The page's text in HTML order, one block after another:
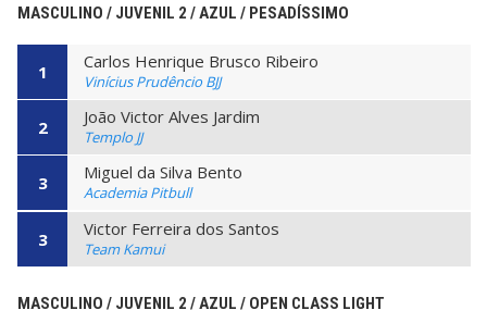
MASCULINO / JUVENIL 2 / AZUL / PESADÍSSIMO
1 Carlos Henrique Brusco Ribeiro
Vinícius Prudêncio BJJ
2 João Victor Alves Jardim
Templo JJ
3 Miguel da Silva Bento
Academia Pitbull
3 Victor Ferreira dos Santos
Team Kamui
MASCULINO / JUVENIL 2 / AZUL / OPEN CLASS LIGHT